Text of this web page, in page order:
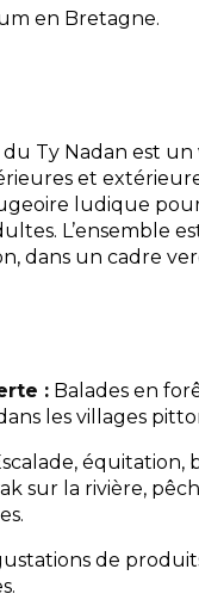
en Bretagne.
du Ty Nadan est
et
ludique
L’ensemble
dans un cadre
: Balades en
les villages
équitation,
sur la rivière,
de